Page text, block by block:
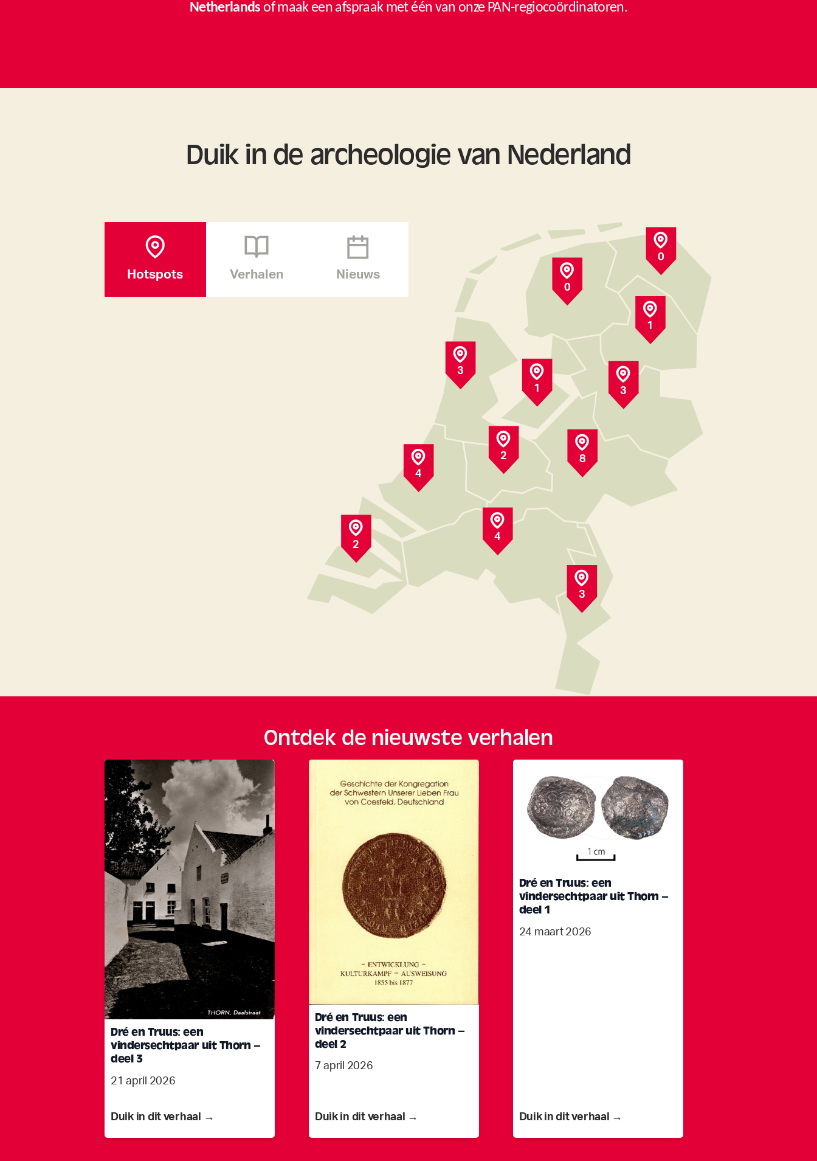
Netherlands of maak een afspraak met één van onze PAN-regiocoördinatoren.
Duik in de archeologie van Nederland
Hotspots Verhalen Nieuws
2
4
2
4
8
1
3
0
0
1
3
3
Ontdek de nieuwste verhalen
Dré en Truus: een
vindersechtpaar uit Thorn –
deel 3
21 april 2026
Duik in dit verhaal →
Dré en Truus: een
vindersechtpaar uit Thorn –
deel 2
7 april 2026
Duik in dit verhaal →
Dré en Truus: een
vindersechtpaar uit Thorn –
deel 1
24 maart 2026
Duik in dit verhaal →